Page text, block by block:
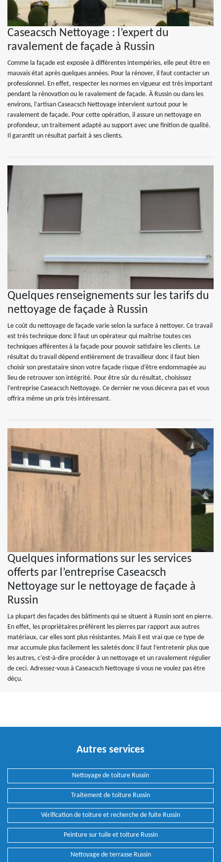
Caseacsch Nettoyage : l’expert du
ravalement de façade à Russin
Comme la façade est exposée à différentes intempéries, elle peut être en
mauvais état après quelques années. Pour la rénover, il faut contacter un
professionnel. En effet, respecter les normes en vigueur est très important
pendant la rénovation ou le ravalement de façade. À Russin ou dans les
environs, l’artisan Caseacsch Nettoyage intervient surtout pour le
ravalement de façade. Pour cette opération, il assure un nettoyage en
profondeur, un traitement adapté au support avec une finition de qualité.
Il garantit un résultat parfait à ses clients.
Quelques renseignements sur les tarifs du
nettoyage de façade à Russin
Le coût du nettoyage de façade varie selon la surface à nettoyer. Ce travail
est très technique donc il faut un opérateur qui maîtrise toutes ces
techniques afférentes à la façade pour pouvoir satisfaire les clients. Le
résultat du travail dépend entièrement de travailleur donc il faut bien
choisir son prestataire sinon votre façade risque d’être endommagée au
lieu de retrouver son intégrité. Pour être sûr du résultat, choisissez
l’entreprise Caseacsch Nettoyage. Ce dernier ne vous décevra pas et vous
offrira même un prix très intéressant.
Quelques informations sur les services
offerts par l’entreprise Caseacsch
Nettoyage sur le nettoyage de façade à
Russin
La plupart des façades des bâtiments qui se situent à Russin sont en pierre.
En effet, les propriétaires préfèrent les pierres par rapport aux autres
matériaux, car elles sont plus résistantes. Mais il est vrai que ce type de
mur accumule plus facilement les saletés donc il faut l’entretenir plus que
les autres, c’est-à-dire procéder à un nettoyage et un ravalement régulier
de ceci. Adressez-vous à Caseacsch Nettoyage si vous ne voulez pas être
déçu.
Autres services
Nettoyage de toiture Russin
Traitement de toiture Russin
Vérification de toiture et recherche de fuite Russin
Peinture sur tuile et toiture Russin
Nettoyage de terrasse Russin